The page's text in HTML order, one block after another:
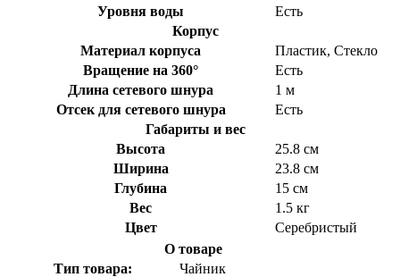
Уровня воды
Есть
Корпус
Материал корпуса
Пластик, Стекло
Вращение на 360°
Есть
Длина сетевого шнура
1 м
Отсек для сетевого шнура
Есть
Габариты и вес
Высота
25.8 см
Ширина
23.8 см
Глубина
15 см
Вес
1.5 кг
Цвет
Серебристый
О товаре
Тип товара:
Чайник